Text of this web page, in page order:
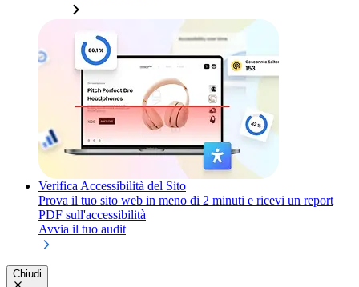
Verifica Accessibilità del Sito
Prova il tuo sito web in meno di 2 minuti e ricevi un report
PDF sull'accessibilità
Avvia il tuo audit
Chiudi